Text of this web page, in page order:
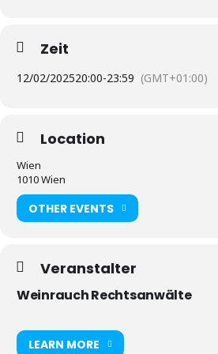
Zeit
12/02/202520:00-23:59 (GMT+01:00)
Location
Wien
1010 Wien
OTHER EVENTS
Veranstalter
Weinrauch Rechtsanwälte
LEARN MORE